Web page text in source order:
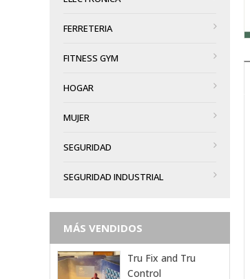
FERRETERIA
FITNESS GYM
HOGAR
MUJER
SEGURIDAD
SEGURIDAD INDUSTRIAL
MÁS VENDIDOS
Tru Fix and Tru
Control